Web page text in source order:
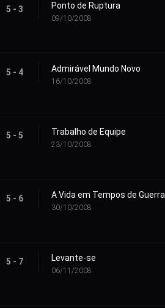
5 - 3 Ponto de Ruptura
09/10/2008
5 - 4 Admirável Mundo Novo
16/10/2008
5 - 5 Trabalho de Equipe
23/10/2008
5 - 6 A Vida em Tempos de Guerra
30/10/2008
5 - 7 Levante-se
06/11/2008